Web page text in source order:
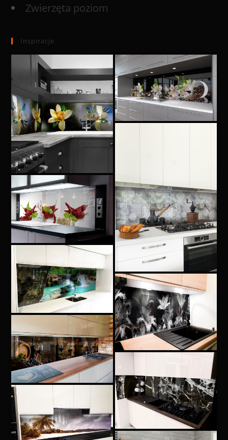
Zwierzęta poziom
Inspiracje